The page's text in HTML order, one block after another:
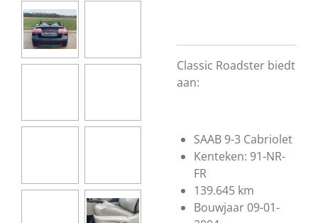
Classic Roadster biedt
aan:
SAAB 9-3 Cabriolet
Kenteken: 91-NR-
FR
139.645 km
Bouwjaar 09-01-